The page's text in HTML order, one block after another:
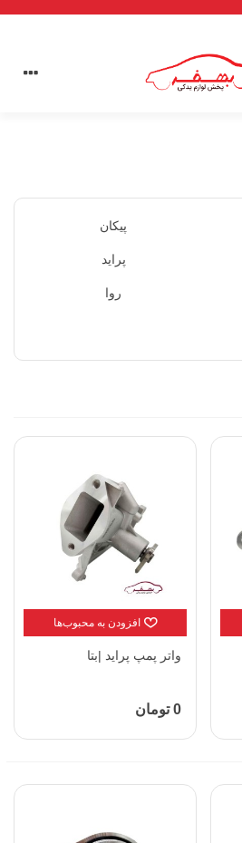
پیکان
پراید
روا
افزودن به محبوب‌ها
واتر پمپ پراید |بتا
0 تومان